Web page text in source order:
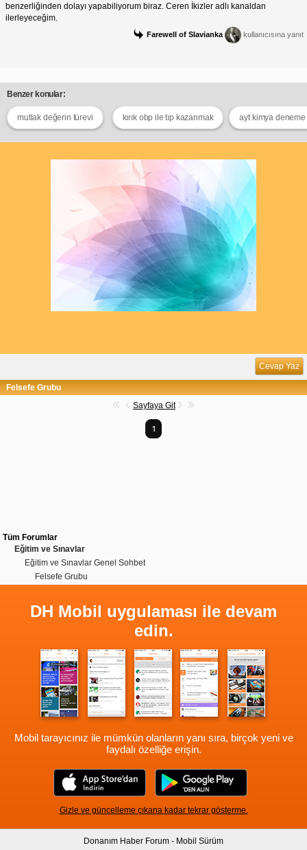
benzerliğinden dolayı yapabiliyorum biraz. Ceren İkizler adlı kanaldan
ilerleyeceğim.
Farewell of Slavianka kullanıcısına yanıt
Benzer konular:
mutlak değerin türevi kırık obp ile tıp kazanmak ayt kimya
Cevap Yaz
Felsefe Grubu
Sayfaya Git
1
Tüm Forumlar
Eğitim ve Sınavlar
Eğitim ve Sınavlar Genel Sohbet
Felsefe Grubu
DH Mobil uygulaması ile devam
edin.
Mobil tarayıcınız ile mümkün olanların yanı sıra, birçok yeni ve
faydalı özelliğe erişin.
Gizle ve güncelleme çıkana kadar tekrar gösterme.
Donanım Haber Forum - Mobil Sürüm